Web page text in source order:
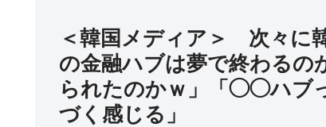
＜韓国メディア＞ 次々に
の金融ハブは夢で終わる
られたのかｗ」「◯◯ハブ
づく感じる」